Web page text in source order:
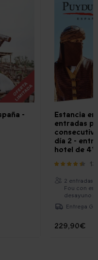
-
Estancia
entradas
día 2 -
hotel de
2 entradas
Fou con
desayuno
Entrega
229,90€